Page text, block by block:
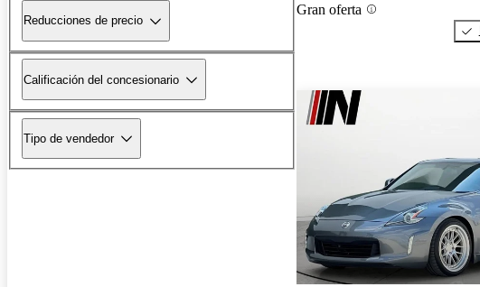
Reducciones de precio
Calificación del concesionario
Tipo de vendedor
Gran oferta